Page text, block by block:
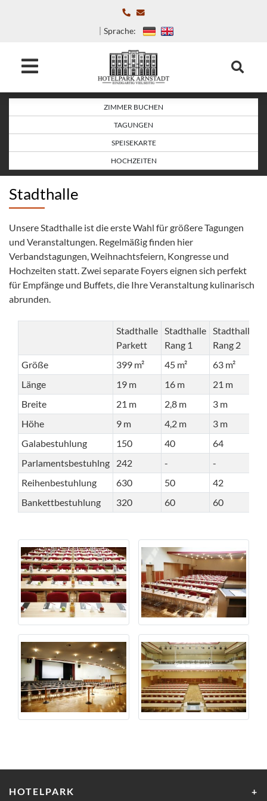
Sprache:
ZIMMER BUCHEN
TAGUNGEN
SPEISEKARTE
HOCHZEITEN
Stadthalle
Unsere Stadthalle ist die erste Wahl für größere Tagungen
und Veranstaltungen. Regelmäßig finden hier
Verbandstagungen, Weihnachtsfeiern, Kongresse und
Hochzeiten statt. Zwei separate Foyers eignen sich perfekt
für Empfänge und Buffets, die Ihre Veranstaltung kulinarisch
abrunden.
Stadthalle
Parkett
Stadthalle
Rang 1
Stadthalle
Rang 2
Größe
399 m² 45 m²
63 m²
Länge
19 m 16 m
21 m
Breite
21 m 2,8 m
3 m
Höhe
9 m 4,2 m
3 m
Galabestuhlung
150 40
64
Parlamentsbestuhlng
242 -
-
Reihenbestuhlung
630 50
42
Bankettbestuhlung
320 60 60
HOTELPARK